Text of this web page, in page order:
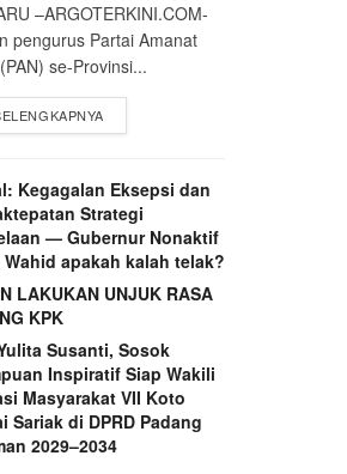
–ARGOTERKINI.COM-
pengurus Partai Amanat
se-Provinsi...
Kegagalan Eksepsi dan
Strategi
— Gubernur Nonaktif
apakah kalah telak?
LAKUKAN UNJUK RASA
KPK
Susanti, Sosok
Inspiratif Siap Wakili
Masyarakat VII Koto
Sariak di DPRD Padang
2029–2034